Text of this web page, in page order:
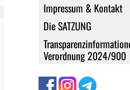
Impressum & Kontakt
Die SATZUNG
Verordnung 2024/900